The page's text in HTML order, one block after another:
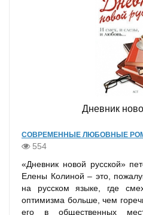
Дневник
СОВРЕМЕННЫЕ ЛЮБОВНЫЕ
554
«Дневник новой русской»
Елены Колиной – это,
на русском языке, где
оптимизма больше, чем
его в общественных